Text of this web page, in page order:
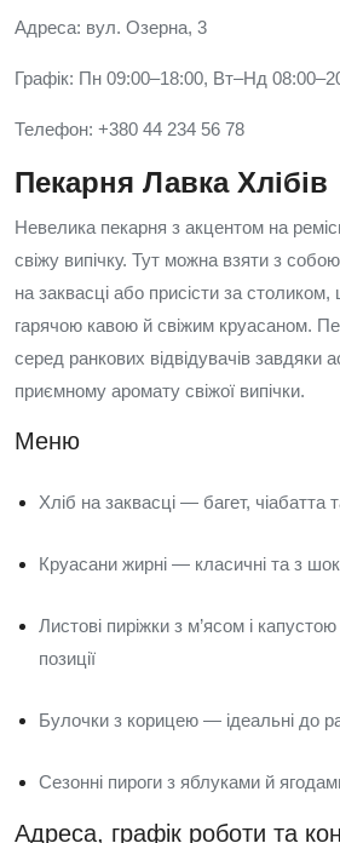
Адреса: вул. Озерна, 3
Графік: Пн 09:00–18:00, Вт–Нд
Телефон: +380 44 234 56 78
Пекарня Лавка Хлібів
Невелика пекарня з акцентом на
свіжу випічку. Тут можна взяти з
на заквасці або присісти за
гарячою кавою й свіжим круасаном.
серед ранкових відвідувачів завдяки
приємному аромату свіжої випічки.
Меню
Хліб на заквасці — багет, чіабатта
Круасани жирні — класичні та з
Листові пиріжки з м’ясом і
позиції
Булочки з корицею — ідеальні до
Сезонні пироги з яблуками й
Адреса, графік роботи та